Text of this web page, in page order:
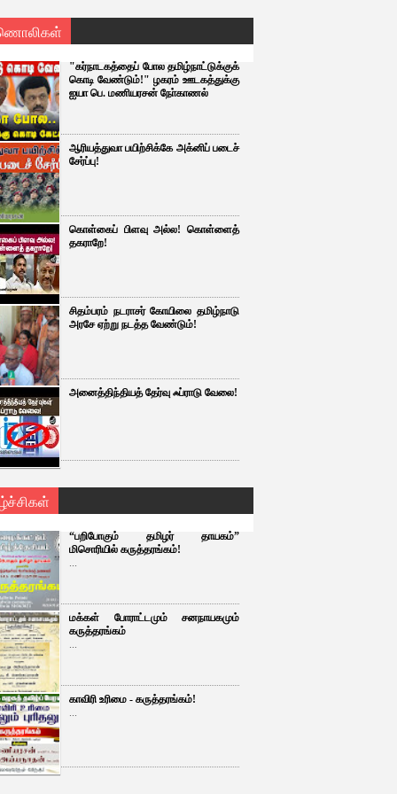
"கர்நாடகத்தைப் போல தமிழ்நாட்டுக்குக்
கொடி வேண்டும்!" ழகரம் ஊடகத்துக்கு
ஐயா பெ. மணியரசன் நோ்காணல்
ஆரியத்துவா பயிற்சிக்கே அக்னிப் படைச்
சேர்ப்பு!
கொள்கைப் பிளவு அல்ல! கொள்ளைத்
தகராறே!
சிதம்பரம் நடராசர் கோயிலை தமிழ்நாடு
அரசே ஏற்று நடத்த வேண்டும்!
அனைத்திந்தியத் தேர்வு ஃப்ராடு வேலை!
“பறிபோகும் தமிழர் தாயகம்”
மிசொரியில் கருத்தரங்கம்!
...
மக்கள் போராட்டமும் சனநாயகமும்
கருத்தரங்கம்
...
காவிரி உரிமை - கருத்தரங்கம்!
...